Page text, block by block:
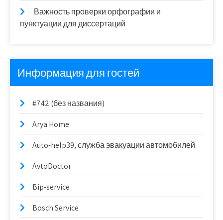
Важность проверки орфографии и
пунктуации для диссертаций
Информация для гостей
#742 (без названия)
Arya Home
Auto-help39, служба эвакуации автомобилей
AvtoDoctor
Bip-service
Bosch Service